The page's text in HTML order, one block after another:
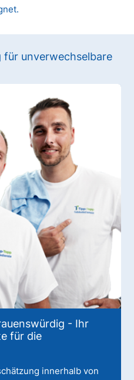
für unverwechselbare
- Ihr
für die
innerhalb von